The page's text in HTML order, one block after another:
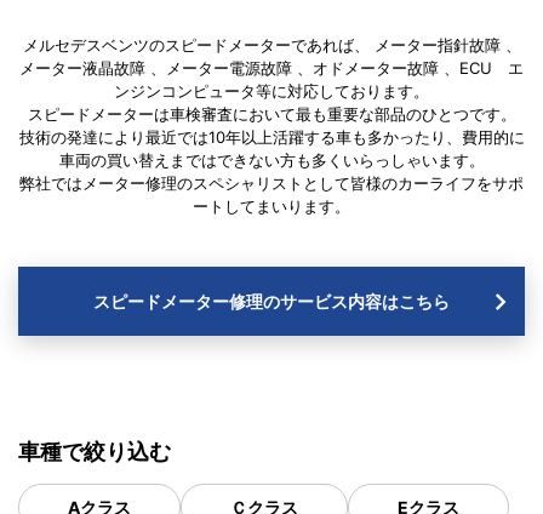
メルセデスベンツのスピードメーターであれば、 メーター指針故障、
メーター液晶故障
メーター電源故障 オドメーター故障
ECU エ
ンジンコンピュータ等に対応しております。
スピードメーターは車検審査において最も重要な部品のひとつです。
技術の発達により最近では10年以上活躍する車も多かったり、費用的に
車両の買い替えまではできない方も多くいらっしゃいます。
弊社ではメーター修理のスペシャリストとして皆様のカーライフをサポ
ートしてまいります。
スピードメーター修理のサービス内容はこちら
車種で絞り込む
Aクラス Ｃクラス Eクラス